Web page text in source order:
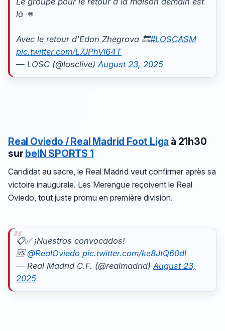
là 👊
Avec le retour d'Edon Zhegrova 🔙#LOSCASM
pic.twitter.com/L7JPhVl64T
— LOSC (@losclive)August 23, 2025
Real Oviedo / Real Madrid Foot Liga à 21h30
sur beIN SPORTS 1
Candidat au sacre, le Real Madrid veut confirmer après sa
victoire inaugurale. Les Merengue reçoivent le Real
Oviedo, tout juste promu en première division.
📋✅ ¡Nuestros convocados!
🆚@RealOviedo pic.twitter.com/ke8JtQ60dl
— Real Madrid C.F. (@realmadrid)August 23,
2025